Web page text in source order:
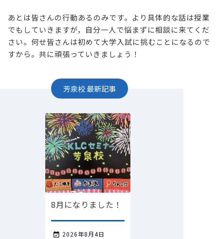
あとは皆さんの行動あるのみです。より具体的な話は授業
でもしていきますが，自分一人で悩まずに相談に来てくだ
さい。何せ皆さんは初めて大学入試に挑むことになるので
すから。共に頑張っていきましょう！
芳泉校最新記事
8月になりました！
 2026年8月4日